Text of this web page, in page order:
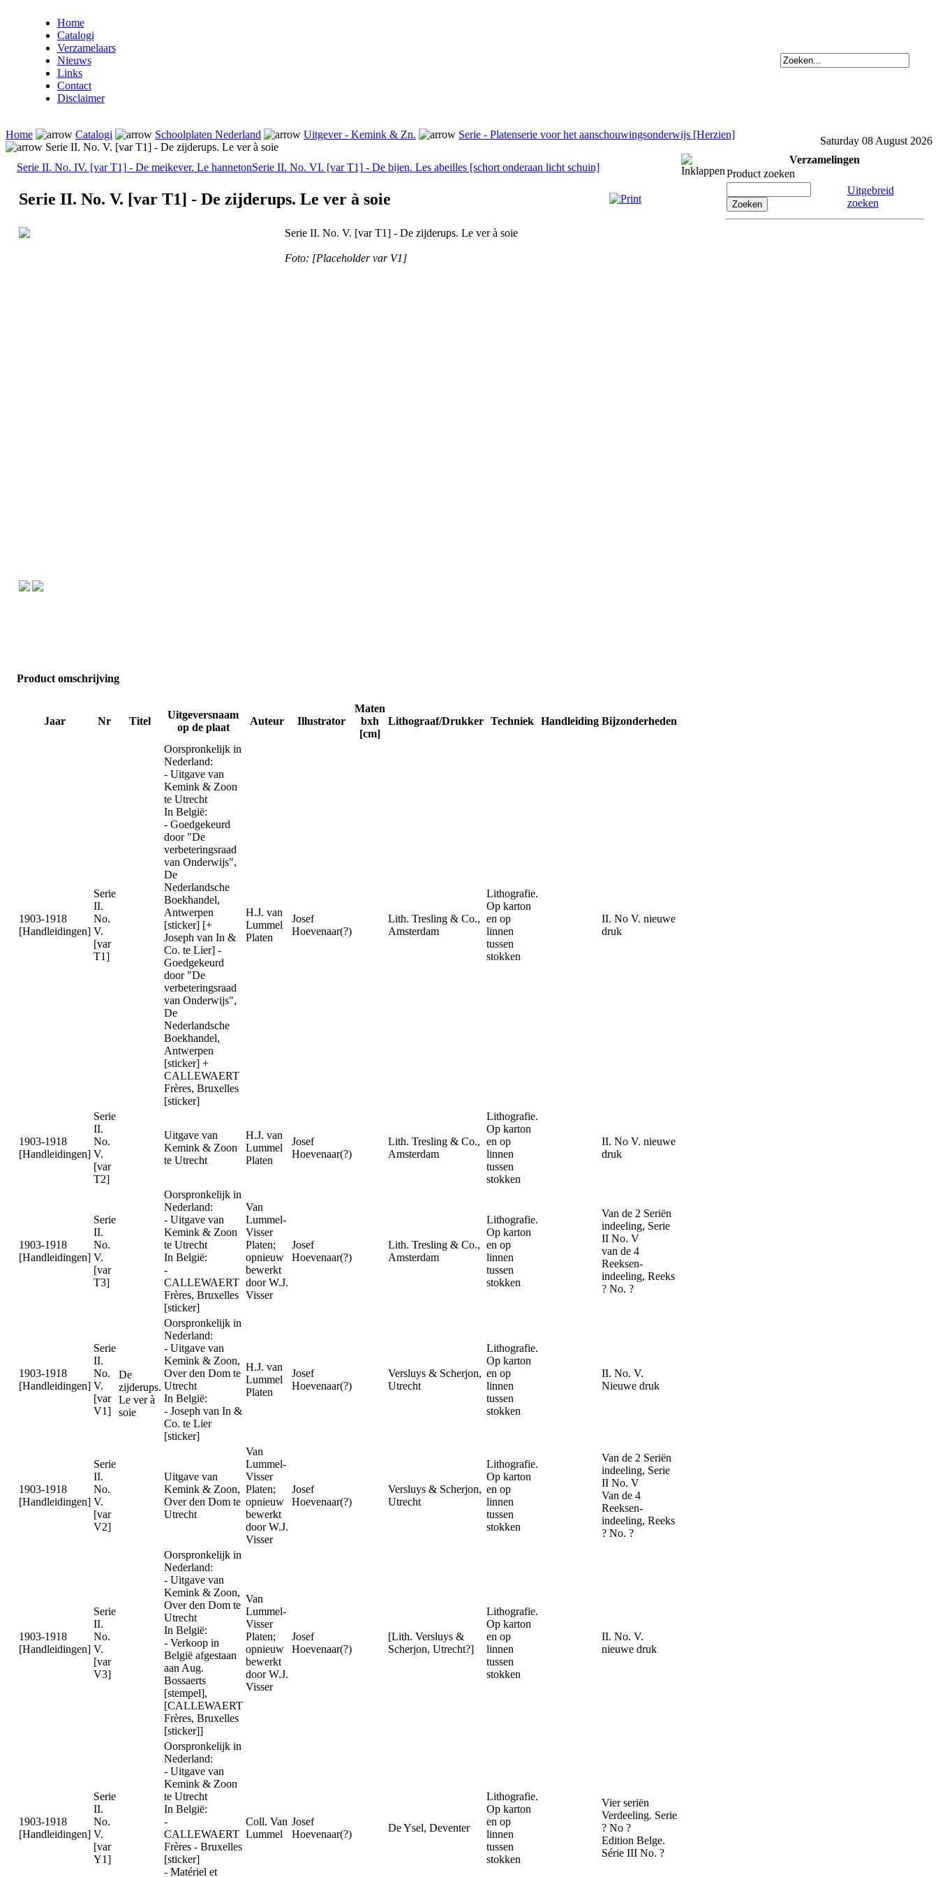
Home
Catalogi
Verzamelaars
Nieuws
Links
Contact
Disclaimer
Home Catalogi Schoolplaten Nederland Uitgever - Kemink & Zn.
Serie - Platenserie voor het aanschouwingsonderwijs [Herzien]
Serie II. No. V. [var T1] - De zijderups. Le ver à soie
Saturday 08 August 2026
Serie II. No. IV. [var T1] - De meikever. Le hannetonSerie II. No. VI. [var T1] - De bijen. Les abeilles [schort onderaan licht schuin]
Serie II. No. V. [var T1] - De zijderups. Le ver à soie
Serie II. No. V. [var T1] - De zijderups. Le ver à soie
Foto: [Placeholder var V1]
Product omschrijving
Jaar Nr Titel
Uitgeversnaam
op de plaat
Auteur Illustrator
Maten
bxh
[cm]
Lithograaf/Drukker Techniek Handleiding Bijzonderheden
1903-1918
[Handleidingen]
Serie
II.
No.
V.
[var
T1]
De
zijderups.
Le ver à
soie
Oorspronkelijk in
Nederland:
- Uitgave van
Kemink & Zoon
te Utrecht
In België:
- Goedgekeurd
door "De
verbeteringsraad
van Onderwijs",
De
Nederlandsche
Boekhandel,
Antwerpen
[sticker] [+
Joseph van In &
Co. te Lier] -
Goedgekeurd
door "De
verbeteringsraad
van Onderwijs",
De
Nederlandsche
Boekhandel,
Antwerpen
[sticker] +
CALLEWAERT
Frères, Bruxelles
[sticker]
H.J. van
Lummel
Platen
Josef
Hoevenaar(?)
Lith. Tresling & Co.,
Amsterdam
Lithografie.
Op karton
en op
linnen
tussen
stokken
II. No V. nieuwe
druk
1903-1918
[Handleidingen]
Serie
II.
No.
V.
[var
T2]
Uitgave van
Kemink & Zoon
te Utrecht
H.J. van
Lummel
Platen
Josef
Hoevenaar(?)
Lith. Tresling & Co.,
Amsterdam
Lithografie.
Op karton
en op
linnen
tussen
stokken
II. No V. nieuwe
druk
1903-1918
[Handleidingen]
Serie
II.
No.
V.
[var
T3]
Oorspronkelijk in
Nederland:
- Uitgave van
Kemink & Zoon
te Utrecht
In België:
-
CALLEWAERT
Frères, Bruxelles
[sticker]
Van
Lummel-
Visser
Platen;
opnieuw
bewerkt
door W.J.
Visser
Josef
Hoevenaar(?)
Lith. Tresling & Co.,
Amsterdam
Lithografie.
Op karton
en op
linnen
tussen
stokken
Van de 2 Seriën
indeeling, Serie
II No. V
van de 4
Reeksen-
indeeling, Reeks
? No. ?
1903-1918
[Handleidingen]
Serie
II.
No.
V.
[var
V1]
Oorspronkelijk in
Nederland:
- Uitgave van
Kemink & Zoon,
Over den Dom te
Utrecht
In België:
- Joseph van In &
Co. te Lier
[sticker]
H.J. van
Lummel
Platen
Josef
Hoevenaar(?)
Versluys & Scherjon,
Utrecht
Lithografie.
Op karton
en op
linnen
tussen
stokken
II. No. V.
Nieuwe druk
1903-1918
[Handleidingen]
Serie
II.
No.
V.
[var
V2]
Uitgave van
Kemink & Zoon,
Over den Dom te
Utrecht
Van
Lummel-
Visser
Platen;
opnieuw
bewerkt
door W.J.
Visser
Josef
Hoevenaar(?)
Versluys & Scherjon,
Utrecht
Lithografie.
Op karton
en op
linnen
tussen
stokken
Van de 2 Seriën
indeeling, Serie
II No. V
Van de 4
Reeksen-
indeeling, Reeks
? No. ?
1903-1918
[Handleidingen]
Serie
II.
No.
V.
[var
V3]
Oorspronkelijk in
Nederland:
- Uitgave van
Kemink & Zoon,
Over den Dom te
Utrecht
In België:
- Verkoop in
België afgestaan
aan Aug.
Bossaerts
[stempel],
[CALLEWAERT
Frères, Bruxelles
[sticker]]
Van
Lummel-
Visser
Platen;
opnieuw
bewerkt
door W.J.
Visser
Josef
Hoevenaar(?)
[Lith. Versluys &
Scherjon, Utrecht?]
Lithografie.
Op karton
en op
linnen
tussen
stokken
II. No. V.
nieuwe druk
1903-1918
[Handleidingen]
Serie
II.
No.
V.
[var
Y1]
Oorspronkelijk in
Nederland:
- Uitgave van
Kemink & Zoon
te Utrecht
In België:
-
CALLEWAERT
Frères - Bruxelles
[sticker]
- Matériel et
Coll. Van
Lummel
Josef
Hoevenaar(?)
De Ysel, Deventer
Lithografie.
Op karton
en op
linnen
tussen
stokken
Vier seriën
Verdeeling. Serie
? No ?
Edition Belge.
Série III No. ?
Verzamelingen
Product zoeken
Uitgebreid
zoeken